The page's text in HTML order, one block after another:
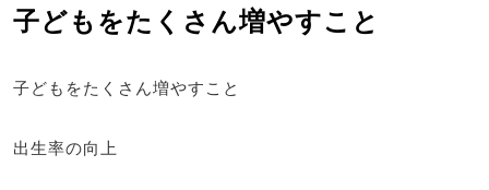
子どもをたくさん増やすこと
子どもをたくさん増やすこと
出生率の向上